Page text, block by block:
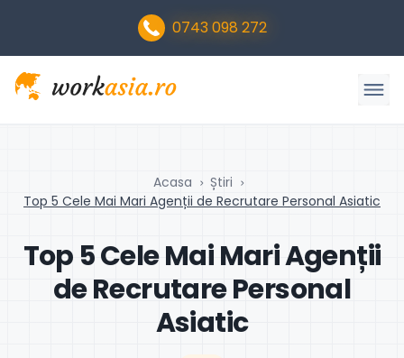
0743 098 272
Acasa
Știri
Top 5 Cele Mai Mari Agenții de Recrutare Personal Asiatic
Top 5 Cele Mai Mari Agenții
de Recrutare Personal
Asiatic